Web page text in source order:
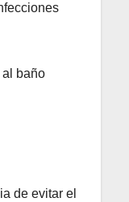
al baño
de evitar el